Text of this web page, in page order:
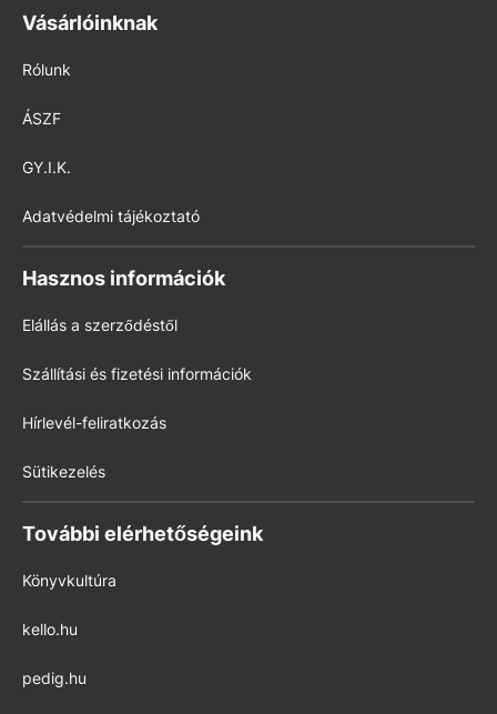
Vásárlóinknak
Rólunk
ÁSZF
GY.I.K.
Adatvédelmi tájékoztató
Hasznos információk
Elállás a szerződéstől
Szállítási és fizetési információk
Hírlevél-feliratkozás
Sütikezelés
További elérhetőségeink
Könyvkultúra
kello.hu
pedig.hu